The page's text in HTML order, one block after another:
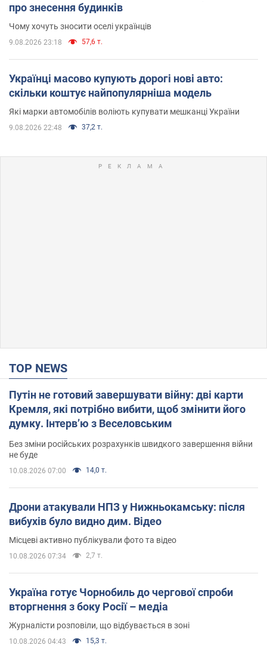
про знесення будинків
Чому хочуть зносити оселі українців
9.08.2026 23:18 57,6 т.
Українці масово купують дорогі нові авто:
скільки коштує найпопулярніша модель
Які марки автомобілів воліють купувати мешканці України
9.08.2026 22:48 37,2 т.
TOP NEWS
Путін не готовий завершувати війну: дві карти
Кремля, які потрібно вибити, щоб змінити його
думку. Інтерв’ю з Веселовським
Без зміни російських розрахунків швидкого завершення війни
не буде
10.08.2026 07:00 14,0 т.
Дрони атакували НПЗ у Нижньокамську: після
вибухів було видно дим. Відео
Місцеві активно публікували фото та відео
10.08.2026 07:34 2,7 т.
Україна готує Чорнобиль до чергової спроби
вторгнення з боку Росії – медіа
Журналісти розповіли, що відбувається в зоні
10.08.2026 04:43 15,3 т.